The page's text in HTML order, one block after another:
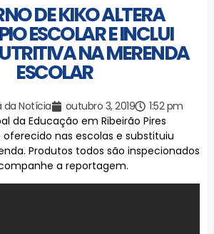
DE KIKO ALTERA
ESCOLAR E INCLUI
NA MERENDA
ESCOLAR
da Notícia outubro 3, 2019
1:52 pm
da Educação em Ribeirão Pires
nas escolas e substituiu
Produtos todos são inspecionados
a reportagem.